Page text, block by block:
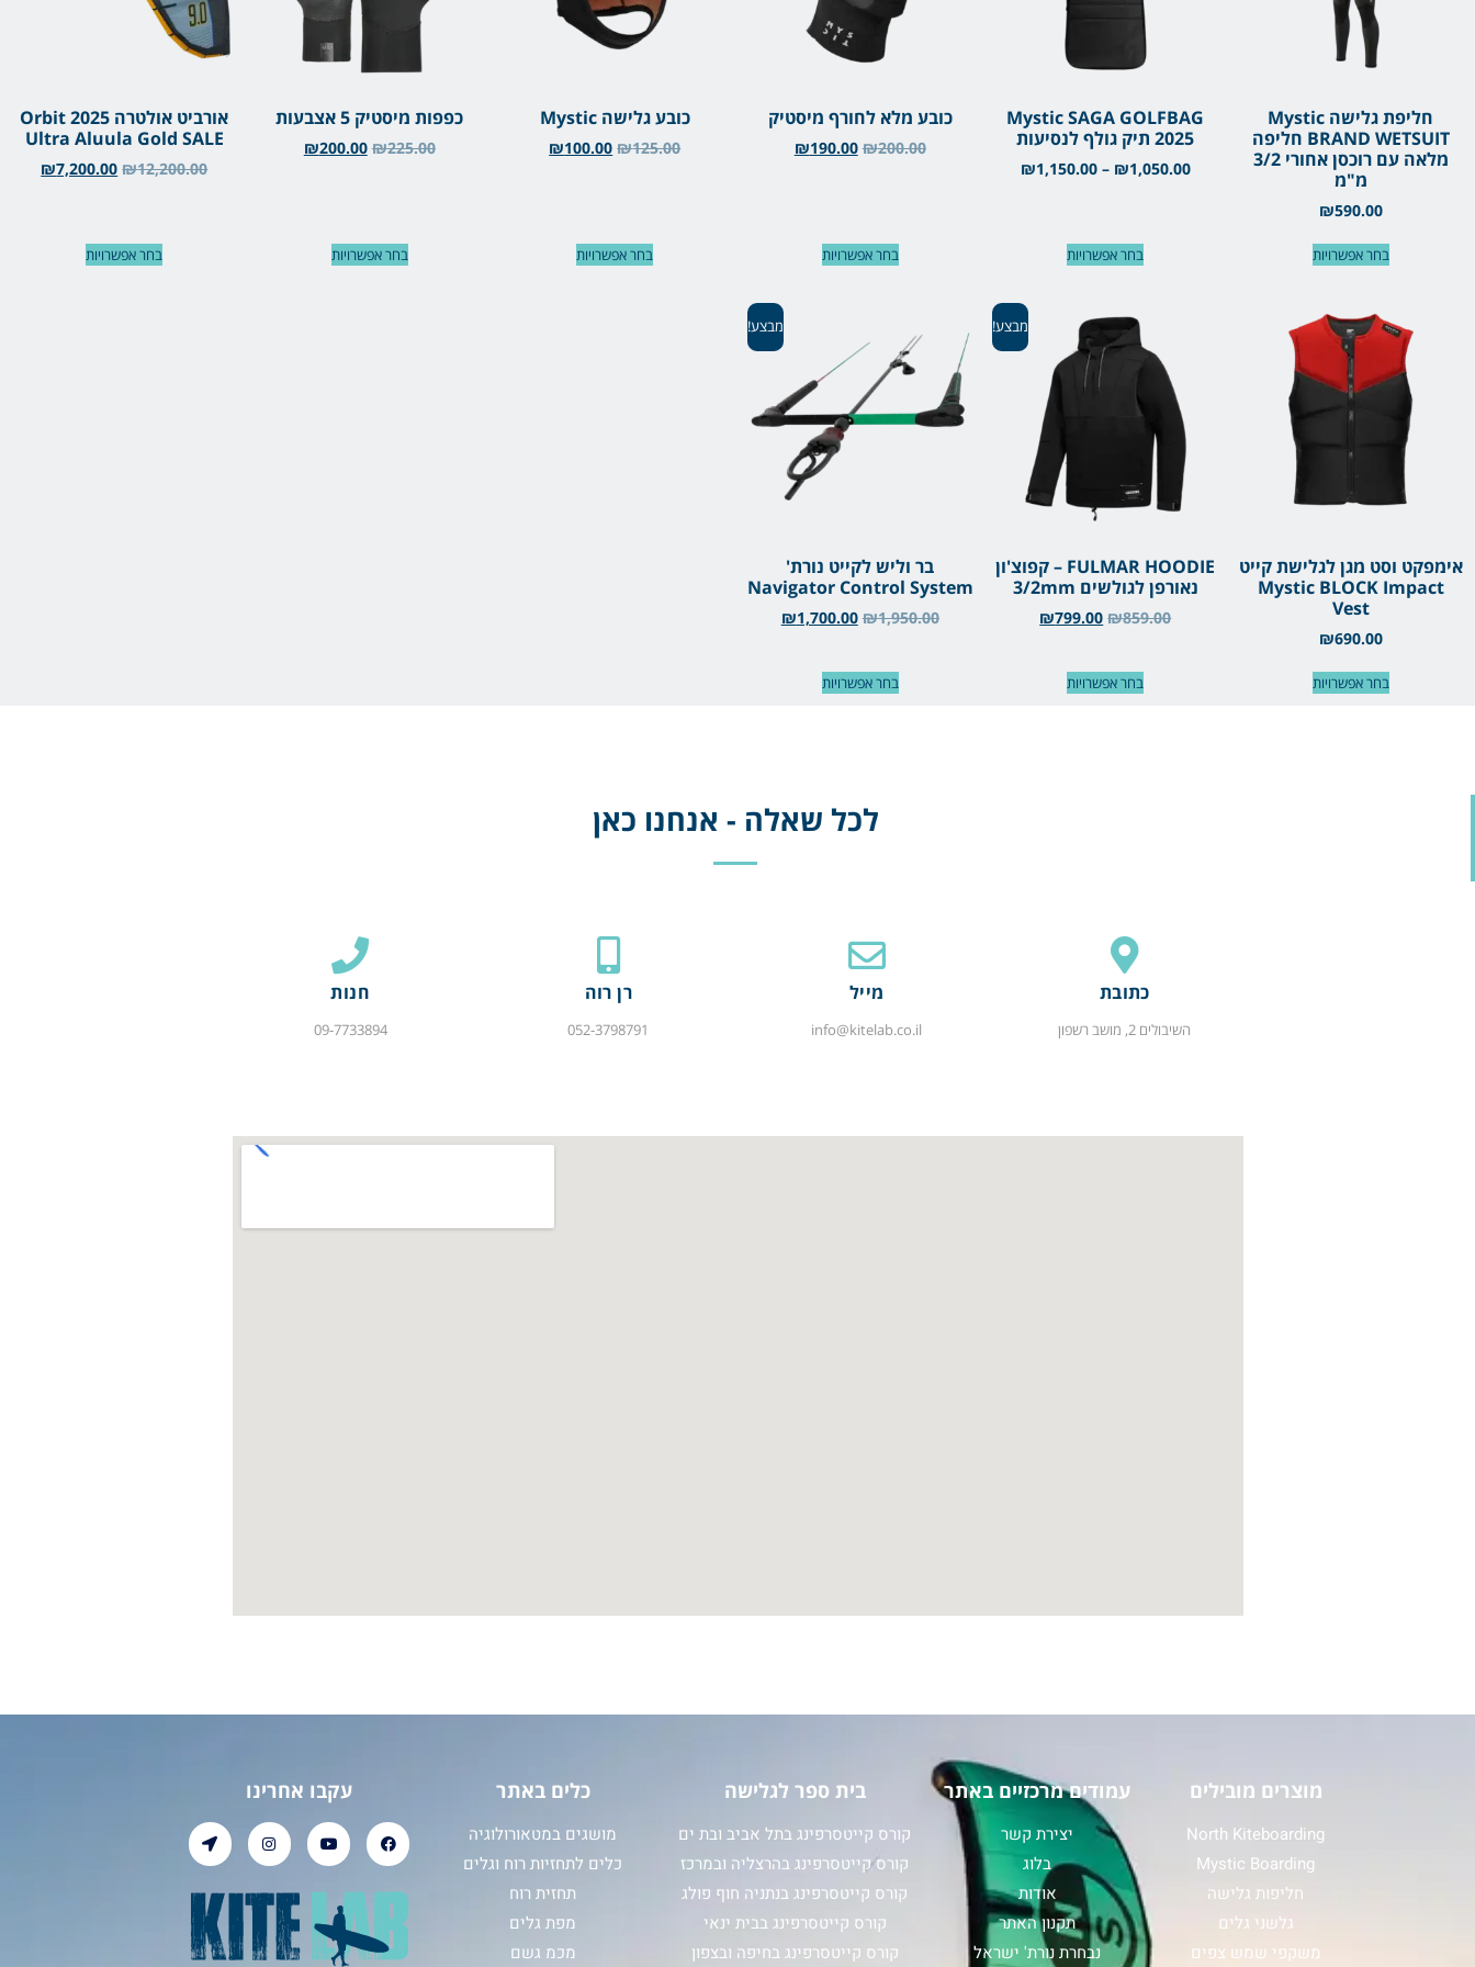
חליפת גלישה Mystic
BRAND WETSUIT חליפה
מלאה עם רוכסן אחורי 3/2
מ"מ
₪590.00
בחר אפשרויות
Mystic SAGA GOLFBAG
2025 תיק גולף לנסיעות
₪1,050.00
–
₪1,150.00
בחר אפשרויות
כובע מלא לחורף מיסטיק
₪200.00
₪190.00
בחר אפשרויות
כובע גלישה Mystic
₪125.00
₪100.00
בחר אפשרויות
כפפות מיסטיק 5 אצבעות
₪225.00
₪200.00
בחר אפשרויות
אורביט אולטרה 2025 Orbit
Ultra Aluula Gold SALE
₪12,200.00
₪7,200.00
בחר אפשרויות
אימפקט וסט מגן לגלישת קייט
Mystic BLOCK Impact
Vest
₪690.00
בחר אפשרויות
מבצע!
FULMAR HOODIE – קפוצ'ון
נאורפן לגולשים 3/2mm
₪859.00
₪799.00
בחר אפשרויות
מבצע!
בר וליש לקייט נורת'
Navigator Control System
₪1,950.00
₪1,700.00
בחר אפשרויות
לכל שאלה - אנחנו כאן
כתובת
השיבולים 2, מושב רשפון
מייל
info@kitelab.co.il
רן רוה
052-3798791
חנות
09-7733894
מוצרים מובילים
North Kiteboarding
Mystic Boarding
חליפות גלישה
גלשני גלים
משקפי שמש צפים
עמודים מרכזיים באתר
יצירת קשר
בלוג
אודות
תקנון האתר
נבחרת נורת' ישראל
בית ספר לגלישה
קורס קייטסרפינג בתל אביב ובת ים
קורס קייטסרפינג בהרצליה ובמרכז
קורס קייטסרפינג בנתניה חוף פולג
קורס קייטסרפינג בבית ינאי
קורס קייטסרפינג בחיפה ובצפון
כלים באתר
מושגים במטאורולוגיה
כלים לתחזיות רוח וגלים
תחזית רוח
מפת גלים
מכמ גשם
עקבו אחרינו